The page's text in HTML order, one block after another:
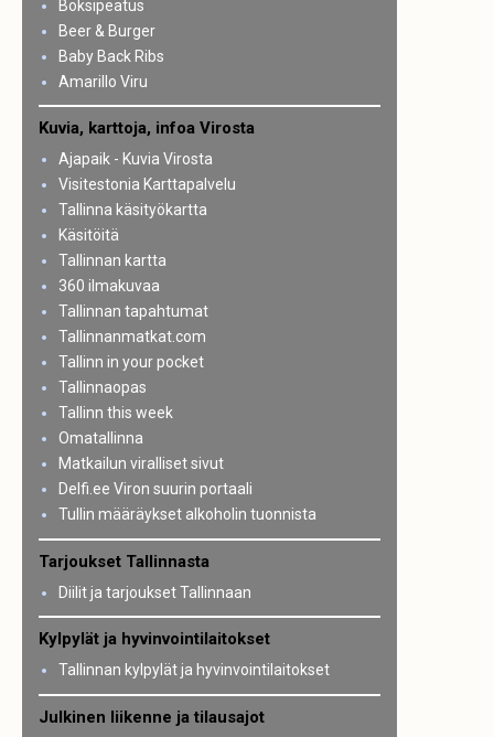
Boksipeatus
Beer & Burger
Baby Back Ribs
Amarillo Viru
Kuvia, karttoja, infoa Virosta
Ajapaik - Kuvia Virosta
Visitestonia Karttapalvelu
Tallinna käsityökartta
Käsitöitä
Tallinnan kartta
360 ilmakuvaa
Tallinnan tapahtumat
Tallinnanmatkat.com
Tallinn in your pocket
Tallinnaopas
Tallinn this week
Omatallinna
Matkailun viralliset sivut
Delfi.ee Viron suurin portaali
Tullin määräykset alkoholin tuonnista
Tarjoukset Tallinnasta
Diilit ja tarjoukset Tallinnaan
Kylpylät ja hyvinvointilaitokset
Tallinnan kylpylät ja hyvinvointilaitokset
Julkinen liikenne ja tilausajot